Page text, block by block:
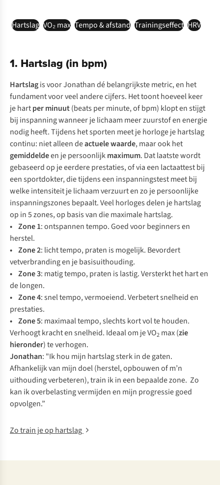
Hartslag VO₂ max Tempo & afstand Trainingseffect HRV
1. Hartslag (in bpm)
Hartslagis voor Jonathan dé belangrijkste metric, en het
fundament voor veel andere cijfers. Het toont hoeveel keer
je hartper minuut(beats per minute, of bpm) klopt en stijgt
bij inspanning wanneer je lichaam meer zuurstof en energie
nodig heeft. Tijdens het sporten meet je horloge je hartslag
continu: niet alleen deactuele waarde, maar ook het
gemiddeldeen je persoonlijkmaximum. Dat laatste wordt
gebaseerd op je eerdere prestaties, of via een lactaattest bij
een sportdokter, die tijdens een inspanningstest meet bij
welke intensiteit je lichaam verzuurt en zo je persoonlijke
inspanningszones bepaalt. Veel horloges delen je hartslag
op in 5 zones, op basis van die maximale hartslag.
• Zone 1: ontspannen tempo. Goed voor beginners en
herstel.
• Zone 2: licht tempo, praten is mogelijk. Bevordert
vetverbranding en je basisuithouding.
• Zone 3: matig tempo, praten is lastig. Versterkt het hart en
de longen.
• Zone 4: snel tempo, vermoeiend. Verbetert snelheid en
prestaties.
• Zone 5: maximaal tempo, slechts kort vol te houden.
Verhoogt kracht en snelheid. Ideaal om je VO2 max (zie
hieronder) te verhogen.
Jonathan: "Ik hou mijn hartslag sterk in de gaten.
Afhankelijk van mijn doel (herstel, opbouwen of m’n
uithouding verbeteren), train ik in een bepaalde zone. Zo
kan ik overbelasting vermijden en mijn progressie goed
opvolgen.”
Zo train je op hartslag